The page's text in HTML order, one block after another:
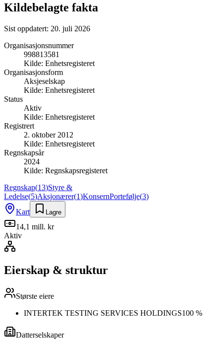
Kildebelagte fakta
Sist oppdatert: 20. juli 2026
Organisasjonsnummer
998813581
Kilde: Enhetsregisteret
Organisasjonsform
Aksjeselskap
Kilde: Enhetsregisteret
Status
Aktiv
Kilde: Enhetsregisteret
Registrert
2. oktober 2012
Kilde: Enhetsregisteret
Regnskapsår
2024
Kilde: Regnskapsregisteret
Regnskap(13)Styre &
Ledelse(5)Aksjonærer(1)KonsernPortefølje(3)
Kart
Lagre
14,1 mill. kr
Aktiv
Eierskap & struktur
Største eiere
INTERTEK TESTING SERVICES HOLDINGS100 %
Datterselskaper